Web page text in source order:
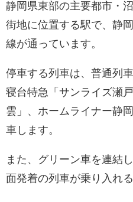
静岡県東部の主要都市・
街地に位置する駅で、静
線が通っています。
停車する列車は、普通列
寝台特急「サンライズ瀬
雲」、ホームライナー静
車します。
また、グリーン車を連結
面発着の列車が乗り入れ